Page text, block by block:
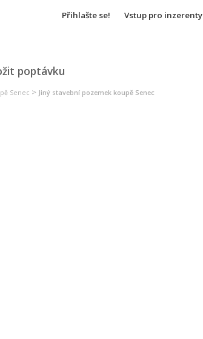
Přihlašte se! Vstup pro inzerenty
poptávku
Senec > Jiný stavební pozemek koupě Senec